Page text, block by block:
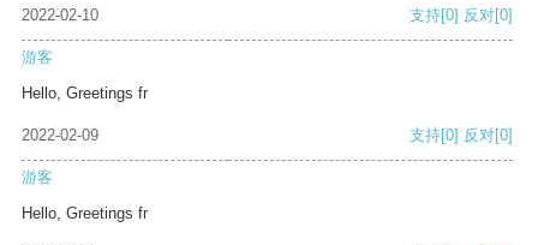
2022-02-10 支持[0] 反对[0]
游客
Hello, Greetings fr
2022-02-09 支持[0] 反对[0]
游客
Hello, Greetings fr